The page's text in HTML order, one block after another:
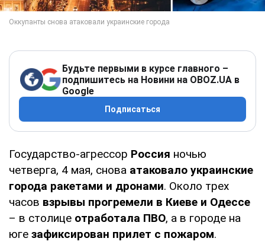
Будьте первыми в курсе главного –
подпишитесь на Новини на OBOZ.UA в
Google
Подписаться
Государство-агрессор Россия ночью
четверга, 4 мая, снова атаковало украинские
города ракетами и дронами. Около трех
часов взрывы прогремели в Киеве и Одессе
– в столице отработала ПВО, а в городе на
юге зафиксирован прилет с пожаром.